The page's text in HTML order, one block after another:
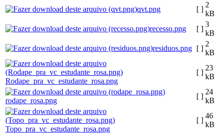
qvt.png
[ ]
2
kB
recesso.png
[ ]
3
kB
residuos.png [ ]
2
kB
Rodape_pra_vc_estudante_rosa.png
[ ]
23
kB
rodape_rosa.png
[ ]
24
kB
Topo_pra_vc_estudante_rosa.png
[ ]
46
kB